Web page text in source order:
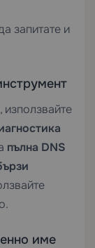
запитате и
, използвайте
пълна DNS
име